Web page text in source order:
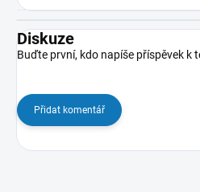
Diskuze
Buďte první, kdo napíše příspěvek k
Přidat komentář